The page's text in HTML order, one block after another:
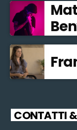
CONTATTI